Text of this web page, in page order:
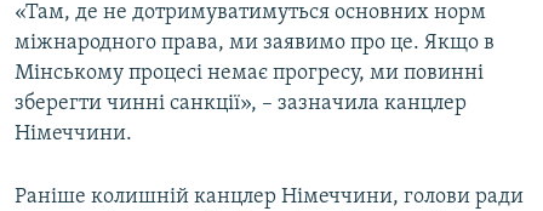
«Там, де не дотримуватимуться основних норм
міжнародного права, ми заявимо про це. Якщо в
Мінському процесі немає прогресу, ми повинні
зберегти чинні санкції», – зазначила канцлер
Німеччини.
Раніше колишній канцлер Німеччини, голови ради